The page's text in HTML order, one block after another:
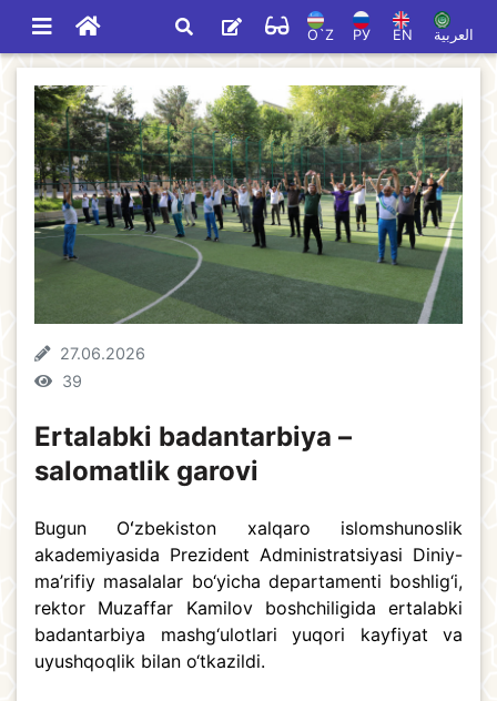
O`Z РУ EN العربية
27.06.2026
39
Ertalabki badantarbiya –
salomatlik garovi
Bugun Oʻzbekiston xalqaro islomshunoslik
akademiyasida Prezident Administratsiyasi Diniy-
ma’rifiy masalalar bo‘yicha departamenti boshlig‘i,
rektor Muzaffar Kamilov boshchiligida ertalabki
badantarbiya mashg‘ulotlari yuqori kayfiyat va
uyushqoqlik bilan o‘tkazildi.